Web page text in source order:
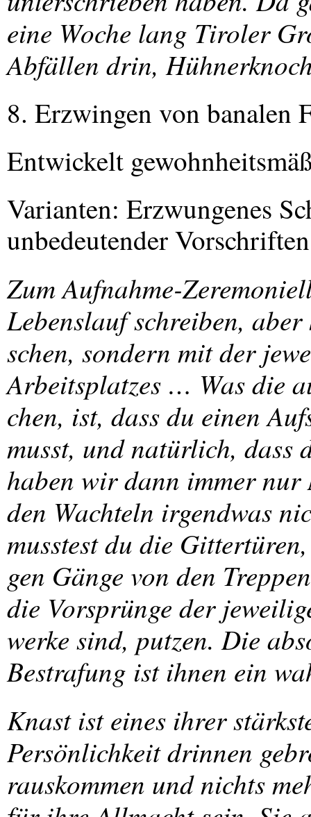
eine Woche lang Tiroler
Abfällen drin,
8. Erzwingen von banalen
Entwickelt
Varianten: Erzwungenes
unbedeutender
Zum Aufnahme-
Lebenslauf schreiben,
schen, sondern mit der
Arbeitsplatzes … Was die
chen, ist, dass du einen
musst, und natürlich, dass
haben wir dann immer nur
den Wachteln irgendwas
musstest du die
gen Gänge von den
die Vorsprünge der
werke sind, putzen. Die
Bestrafung ist ihnen ein
Knast ist eines ihrer
Persönlichkeit drinnen
rauskommen und nichts